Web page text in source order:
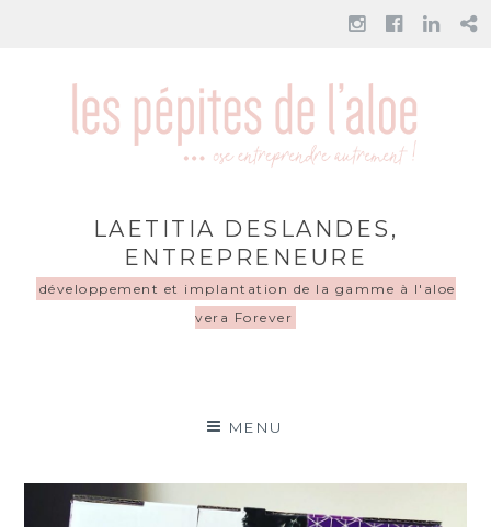
LAETITIA DESLANDES,
ENTREPRENEURE
développement et implantation de la gamme à l'aloe
vera Forever
(Deslandes),
entrepreneure Forever
gamme bien-être et
MENU